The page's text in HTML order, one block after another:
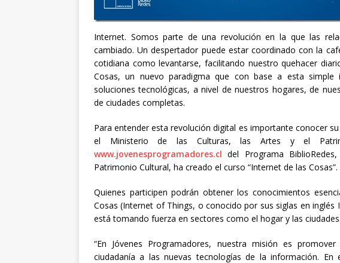
Internet. Somos parte de una revolución en la que las
cambiado. Un despertador puede estar coordinado con la
cotidiana como levantarse, facilitando nuestro quehacer
Cosas, un nuevo paradigma que con base a esta
soluciones tecnológicas, a nivel de nuestros hogares, de
de ciudades completas.
Para entender esta revolución digital es importante conocer
el Ministerio de las Culturas, las Artes y el
www.jovenesprogramadores.cl del Programa
Patrimonio Cultural, ha creado el curso “Internet de las Cosas”.
Quienes participen podrán obtener los conocimientos
Cosas (Internet of Things, o conocido por sus siglas en
está tomando fuerza en sectores como el hogar y las ciudades.
“En Jóvenes Programadores, nuestra misión es
ciudadanía a las nuevas tecnologías de la información.